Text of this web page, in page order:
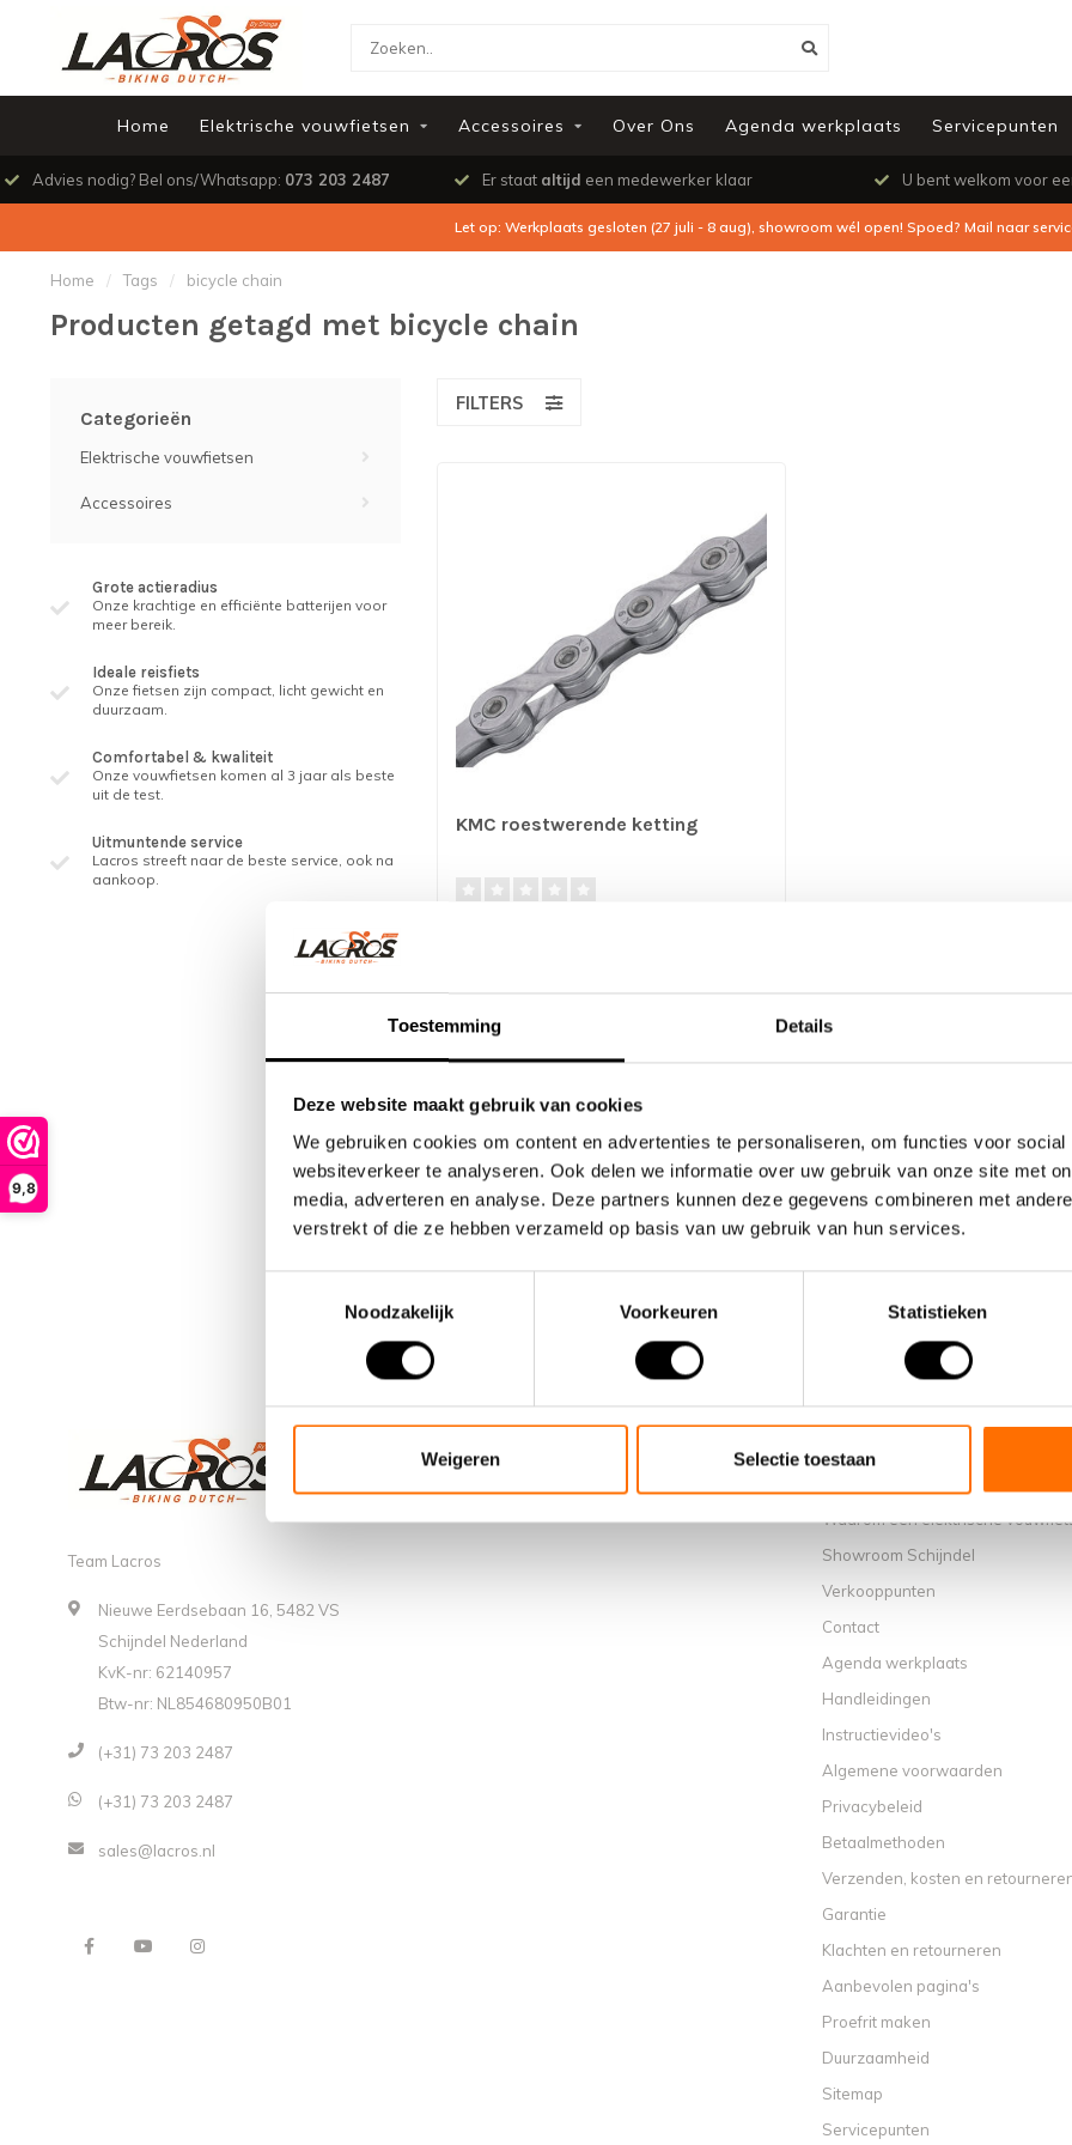
9,8
Toestemming Details
Deze website maakt gebruik van cookies
We gebruiken cookies om content en advertenties te personaliseren, om functies voor
websiteverkeer te analyseren. Ook delen we informatie over uw gebruik van onze site met
media, adverteren en analyse. Deze partners kunnen deze gegevens combineren met
verstrekt of die ze hebben verzameld op basis van uw gebruik van hun services.
Noodzakelijk
Voorkeuren Statistieken
Weigeren Selectie toestaan
Home Elektrische vouwfietsen Accessoires Over Ons Agenda werkplaats Servicepunten
Advies nodig? Bel ons/Whatsapp: 073 203 2487 Er staat altijd een medewerker klaar U bent welkom voor
Let op: Werkplaats gesloten (27 juli - 8 aug), showroom wél open! Spoed? Mail naar
Home / Tags / bicycle chain
Producten getagd met bicycle chain
Categorieën
Elektrische vouwfietsen
Accessoires
Grote actieradius
Onze krachtige en efficiënte batterijen voor
meer bereik.
Ideale reisfiets
Onze fietsen zijn compact, licht gewicht en
duurzaam.
Comfortabel & kwaliteit
Onze vouwfietsen komen al 3 jaar als beste
uit de test.
Uitmuntende service
Lacros streeft naar de beste service, ook na
aankoop.
FILTERS
KMC roestwerende ketting
€29,95
Team Lacros
Nieuwe Eerdsebaan 16, 5482 VS
Schijndel Nederland
KvK-nr: 62140957
Btw-nr: NL854680950B01
(+31) 73 203 2487
(+31) 73 203 2487
sales@lacros.nl
Waarom een elektrische
Showroom Schijndel
Verkooppunten
Contact
Agenda werkplaats
Handleidingen
Instructievideo's
Algemene voorwaarden
Privacybeleid
Betaalmethoden
Verzenden, kosten en
Garantie
Klachten en retourneren
Aanbevolen pagina's
Proefrit maken
Duurzaamheid
Sitemap
Servicepunten